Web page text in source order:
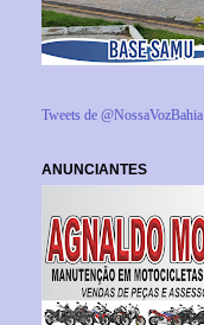
Tweets de @NossaVozBahia
ANUNCIANTES